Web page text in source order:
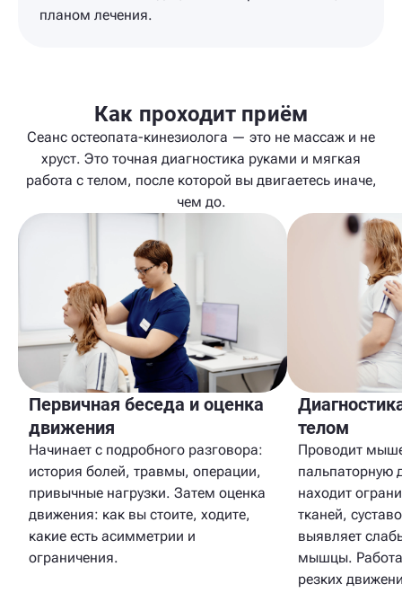
планом лечения.
Как проходит приём
Сеанс остеопата-кинезиолога — это не массаж и не
хруст. Это точная диагностика руками и мягкая
работа с телом, после которой вы двигаетесь иначе,
чем до.
Первичная беседа и оценка
движения
Начинает с подробного разговора:
история болей, травмы, операции,
привычные нагрузки. Затем оценка
движения: как вы стоите, ходите,
какие есть асимметрии и
ограничения.
телом
Проводит
пальпаторную
находит
тканей,
выявляет
мышцы. Работа
резких